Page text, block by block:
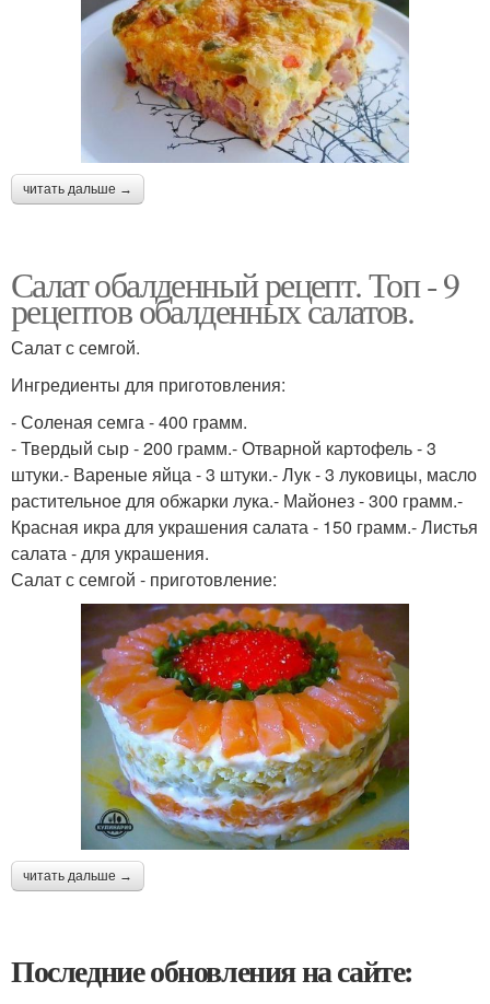
читать дальше →
Салат обалденный рецепт. Топ - 9
рецептов обалденных салатов.
Салат с семгой.
Ингредиенты для приготовления:
- Соленая семга - 400 грамм.
- Твердый сыр - 200 грамм.- Отварной картофель - 3
штуки.- Вареные яйца - 3 штуки.- Лук - 3 луковицы, масло
растительное для обжарки лука.- Майонез - 300 грамм.-
Красная икра для украшения салата - 150 грамм.- Листья
салата - для украшения.
Салат с семгой - приготовление:
читать дальше →
Последние обновления на сайте: